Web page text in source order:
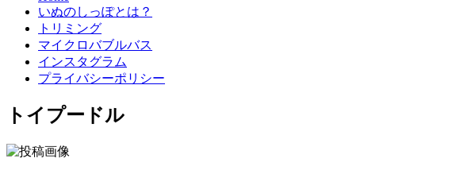
いぬのしっぽとは？
トリミング
マイクロバブルバス
インスタグラム
プライバシーポリシー
トイプードル